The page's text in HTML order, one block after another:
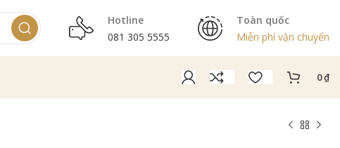
Hotline
081 305 5555
Toàn quốc
Miễn phí vận chuyển
0₫